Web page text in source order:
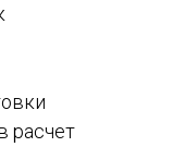
расчет